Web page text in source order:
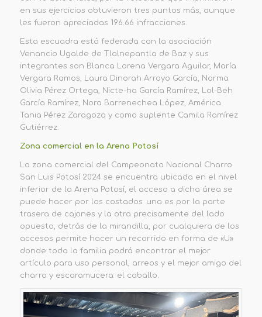
en sus ejercicios obtuvieron tres puntos más, aunque
les fueron apreciadas 196.66 infracciones.
Esta escuadra está federada con la asociación
Venancio Ugalde de Tlalnepantla de Bazy sus
integrantes son Blanca Lorena Vergara Aguilar, María
Vergara Ramos, Laura Dinorah Arroyo García, Norma
Olivia Pérez Ortega, Nicte-ha García Ramírez, Lol-Beh
García Ramírez, Nora Barrenechea López, América
Tania Pérez Zaragoza y como suplente Camila Ramírez
Gutiérrez.
Zona comercial en la Arena Potosí
La zona comercial del Campeonato Nacional Charro
San Luis Potosí 2024 se encuentra ubicada en el nivel
inferior de la Arena Potosí, el acceso a dicha área se
puede hacer por los costados: una es por la parte
trasera de cajones y la otra precisamente del lado
opuesto, detrás de la mirandilla, por cualquiera de los
accesos permite hacer un recorrido en forma de «U»
donde toda la familia podrá encontrar el mejor
artículo para uso personal, arreos y el mejor amigo del
charro y escaramucera: el caballo.